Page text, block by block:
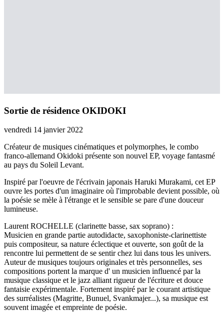
Sortie de résidence OKIDOKI
vendredi 14 janvier 2022
Créateur de musiques cinématiques et polymorphes, le combo
franco-allemand Okidoki présente son nouvel EP, voyage fantasmé
au pays du Soleil Levant.
Inspiré par l'oeuvre de l'écrivain japonais Haruki Murakami, cet EP
ouvre les portes d'un imaginaire où l'improbable devient possible, où
la poésie se mèle à l'étrange et le sensible se pare d'une douceur
lumineuse.
Laurent ROCHELLE (clarinette basse, sax soprano) :
Musicien en grande partie autodidacte, saxophoniste-clarinettiste
puis compositeur, sa nature éclectique et ouverte, son goût de la
rencontre lui permettent de se sentir chez lui dans tous les univers.
Auteur de musiques toujours originales et très personnelles, ses
compositions portent la marque d' un musicien influencé par la
musique classique et le jazz alliant rigueur de l'écriture et douce
fantaisie expérimentale. Fortement inspiré par le courant artistique
des surréalistes (Magritte, Bunuel, Svankmajer...), sa musique est
souvent imagée et empreinte de poésie.